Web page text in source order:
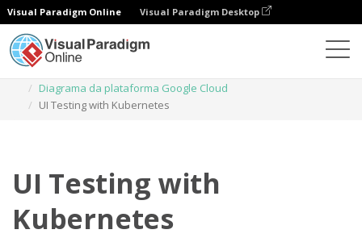
Visual Paradigm Online Visual Paradigm Desktop
Diagrama da plataforma Google Cloud
UI Testing with Kubernetes
UI Testing with
Kubernetes